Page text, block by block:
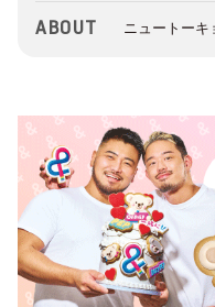
ABOUT ニュートーキ